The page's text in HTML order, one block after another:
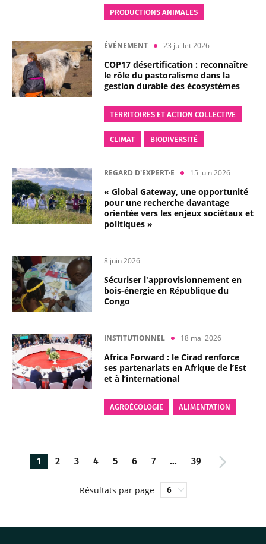
PRODUCTIONS ANIMALES
ÉVÉNEMENT 23 juillet 2026
COP17 désertification : reconnaître
le rôle du pastoralisme dans la
gestion durable des écosystèmes
TERRITOIRES ET ACTION COLLECTIVE
CLIMAT BIODIVERSITÉ
REGARD D'EXPERT·E 15 juin 2026
« Global Gateway, une opportunité
pour une recherche davantage
orientée vers les enjeux sociétaux et
politiques »
8 juin 2026
Sécuriser l'approvisionnement en
bois-énergie en République du
Congo
INSTITUTIONNEL 18 mai 2026
Africa Forward : le Cirad renforce
ses partenariats en Afrique de l’Est
et à l’international
AGROÉCOLOGIE ALIMENTATION
1 2 3 4 5 6 7 … 39
Résultats par page